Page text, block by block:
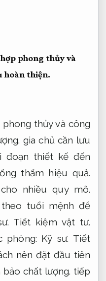
phong thủy và
hoàn thiện.
thủy và công
gia chủ cần lưu
đoạn thiết kế đến
thấm hiệu quả.
nhiều quy mô.
tuổi mệnh để
Tiết kiệm vật tư.
phòng: Kỹ sư. Tiết
nên đặt đầu tiên
chất lượng. tiếp